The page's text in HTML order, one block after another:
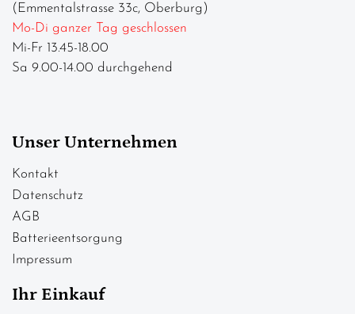
(Emmentalstrasse 33c, Oberburg)
Mo-Di ganzer Tag geschlossen
Mi-Fr 13.45-18.00
Sa 9.00-14.00 durchgehend
Unser Unternehmen
Kontakt
Datenschutz
AGB
Batterieentsorgung
Impressum
Ihr Einkauf